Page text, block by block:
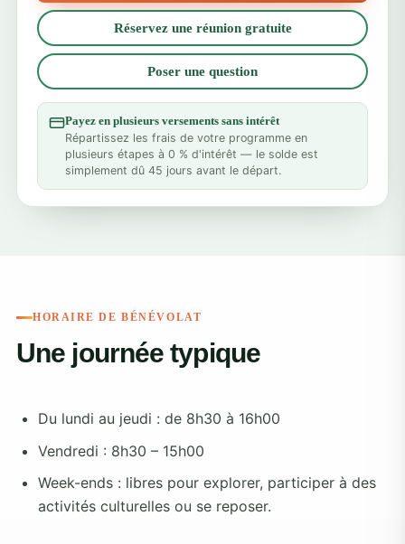
Réservez une réunion gratuite
Poser une question
Payez en plusieurs versements sans intérêt
Répartissez les frais de votre programme en
plusieurs étapes à 0 % d'intérêt — le solde est
simplement dû 45 jours avant le départ.
HORAIRE DE BÉNÉVOLAT
Une journée typique
Du lundi au jeudi : de 8h30 à 16h00
Vendredi : 8h30 – 15h00
Week-ends : libres pour explorer, participer à des
activités culturelles ou se reposer.